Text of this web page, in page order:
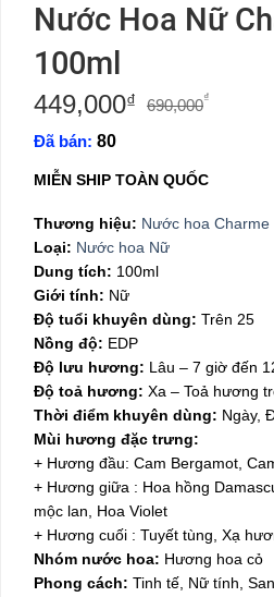
Nước Hoa Nữ
100ml
690,000₫
449,000₫
Đã bán: 80
MIỄN SHIP TOÀN QUỐC
Thương hiệu: Nước hoa Charme
Loại: Nước hoa Nữ
Dung tích: 100ml
Giới tính: Nữ
Độ tuổi khuyên dùng: Trên 25
Nồng độ: EDP
Độ lưu hương: Lâu – 7 giờ đến
Độ toả hương: Xa – Toả hương
Thời điểm khuyên dùng: Ngày,
Mùi hương đặc trưng:
+ Hương đầu: Cam Bergamot,
+ Hương giữa : Hoa hồng
mộc lan, Hoa Violet
+ Hương cuối : Tuyết tùng, Xạ
Nhóm nước hoa: Hương hoa cỏ
Phong cách: Tinh tế, Nữ tính,